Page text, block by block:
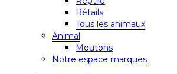
Bétails
Tous les animaux
Animal
Moutons
Notre espace marques